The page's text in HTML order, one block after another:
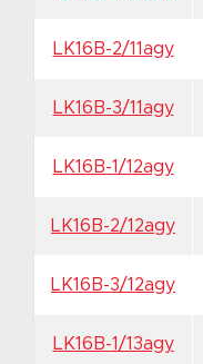
LK16B-2/11agy
LK16B-3/11agy
LK16B-1/12agy
LK16B-2/12agy
LK16B-3/12agy
LK16B-1/13agy